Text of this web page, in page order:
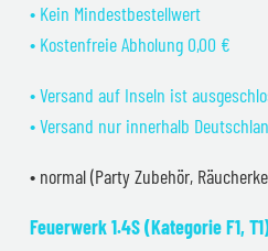
• Kein Mindestbestellwert
• Kostenfreie Abholung 0,00 €
• Versand auf Inseln ist
• Versand nur innerhalb
• normal (Party Zubehör,
Feuerwerk 1.4S (Kategorie F1,